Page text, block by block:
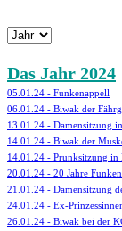
Das Jahr 2024
05.01.24 - Funkenappell
06.01.24 - Biwak der
13.01.24 - Damensitzung
14.01.24 - Biwak der
14.01.24 - Prunksitzung in
20.01.24 - 20 Jahre
21.01.24 - Damensitzung
24.01.24 - Ex-
26.01.24 - Biwak bei der